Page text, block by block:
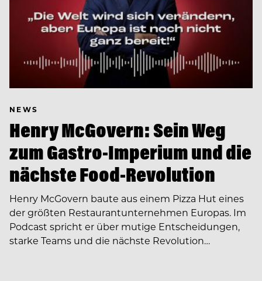
NEWS
Henry McGovern: Sein Weg
zum Gastro-Imperium und die
nächste Food-Revolution
Henry McGovern baute aus einem Pizza Hut eines
der größten Restaurantunternehmen Europas. Im
Podcast spricht er über mutige Entscheidungen,
starke Teams und die nächste Revolution…